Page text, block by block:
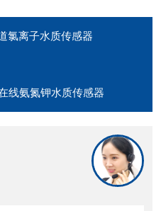
氯离子水质传感器
线氨氮钾水质传感器